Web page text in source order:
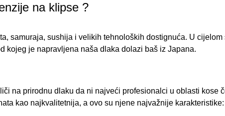
na klipse ?
samuraja, sushija i velikih tehnoloških dostignuća. U
kojeg je napravljena naša dlaka dolazi baš iz Japana.
na prirodnu dlaku da ni najveći profesionalci u oblasti kose
kao najkvalitetnija, a ovo su njene najvažnije karakteristike: